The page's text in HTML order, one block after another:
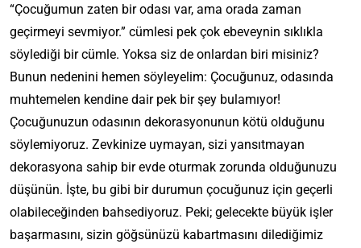
“Çocuğumun zaten bir odası var, ama orada zaman
geçirmeyi sevmiyor.” cümlesi pek çok ebeveynin sıklıkla
söylediği bir cümle. Yoksa siz de onlardan biri misiniz?
Bunun nedenini hemen söyleyelim: Çocuğunuz, odasında
muhtemelen kendine dair pek bir şey bulamıyor!
Çocuğunuzun odasının dekorasyonunun kötü olduğunu
söylemiyoruz. Zevkinize uymayan, sizi yansıtmayan
dekorasyona sahip bir evde oturmak zorunda olduğunuzu
düşünün. İşte, bu gibi bir durumun çocuğunuz için geçerli
olabileceğinden bahsediyoruz. Peki; gelecekte büyük işler
başarmasını, sizin göğsünüzü kabartmasını dilediğimiz